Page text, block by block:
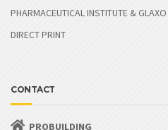
PHARMACEUTICAL INSTITUTE &
DIRECT PRINT
CONTACT
PROBUILDING